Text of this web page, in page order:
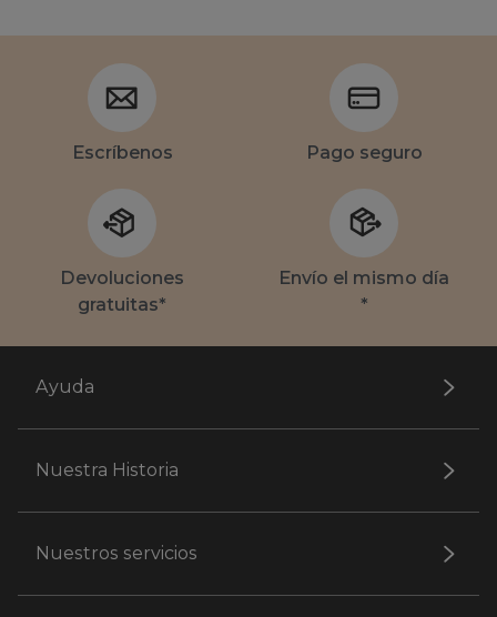
Escríbenos Pago seguro
Devoluciones
gratuitas*
Envío el mismo día
*
Ayuda
Nuestra Historia
Nuestros servicios